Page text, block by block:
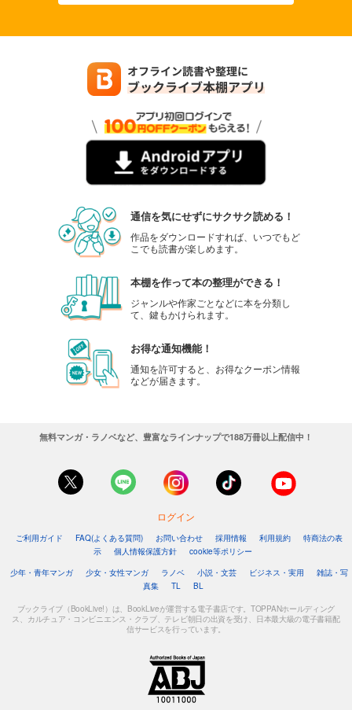
通信を気にせずにサクサク読める！
作品をダウンロードすれば、いつでもど
こでも読書が楽しめます。
本棚を作って本の整理ができる！
ジャンルや作家ごとなどに本を分類し
て、鍵もかけられます。
お得な通知機能！
通知を許可すると、お得なクーポン情報
などが届きます。
無料マンガ・ラノベなど、豊富なラインナップで188万冊以上配信中！
ログイン
ご利用ガイド FAQ(よくある質問) お問い合わせ 採用情報 利用規約
特商法の表
示
個人情報保護方針
cookie等ポリシー
少年・青年マンガ
少女・女性マンガ ラノベ 小説・文芸 ビジネス・実用
雑誌・写
真集
TL BL
ブックライブ（BookLive!）は、BookLiveが運営する電子書店です。TOPPANホールディング
ス、カルチュア・コンビニエンス・クラブ、テレビ朝日の出資を受け、日本最大級の電子書籍配
信サービスを行っています。